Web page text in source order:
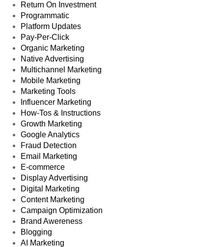
Return On Investment
Programmatic
Platform Updates
Pay-Per-Click
Organic Marketing
Native Advertising
Multichannel Marketing
Mobile Marketing
Marketing Tools
Influencer Marketing
How-Tos & Instructions
Growth Marketing
Google Analytics
Fraud Detection
Email Marketing
E-commerce
Display Advertising
Digital Marketing
Content Marketing
Campaign Optimization
Brand Awereness
Blogging
AI Marketing